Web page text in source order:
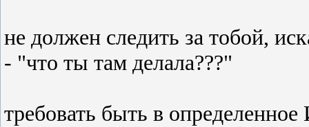
не должен следить за тобой,
- "что ты там делала???"
требовать быть в